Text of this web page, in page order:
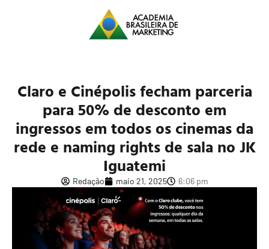
Claro e Cinépolis fecham parceria
para 50% de desconto em
ingressos em todos os cinemas da
rede e naming rights de sala no JK
Iguatemi
Redação maio 21, 2025 6:06 pm